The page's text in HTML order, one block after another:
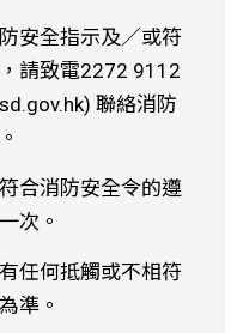
安全指示及／或符
請致電2272 9112
) 聯絡消防
合消防安全令的遵
次。
任何抵觸或不相符
準。